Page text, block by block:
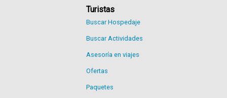
Turistas
Buscar Hospedaje
Buscar Actividades
Asesoría en viajes
Ofertas
Paquetes